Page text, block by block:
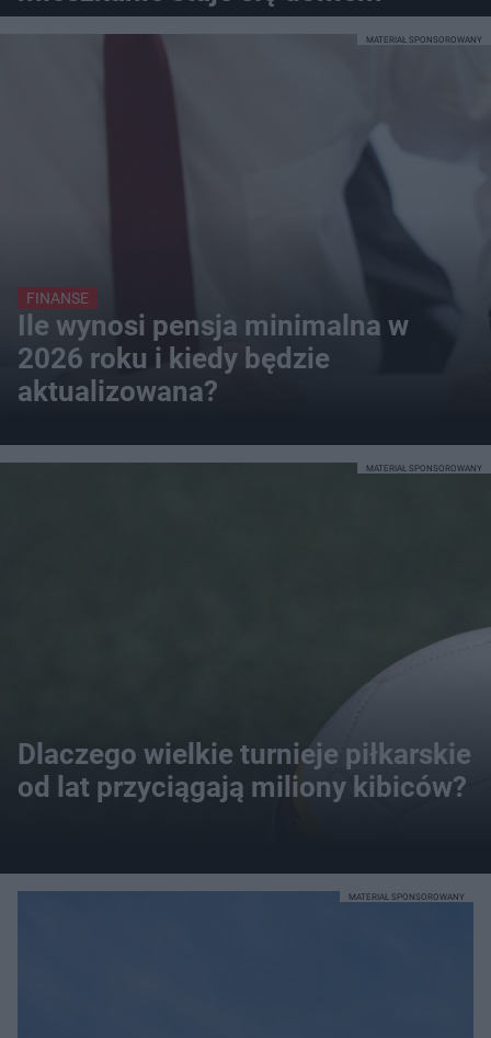
FINANSE
Ile wynosi pensja minimalna w
2026 roku i kiedy będzie
aktualizowana?
MATERIAŁ SPONSOROWANY
Dlaczego wielkie turnieje piłkarskie
od lat przyciągają miliony kibiców?
MATERIAŁ SPONSOROWANY
MATERIAŁ SPONSOROWANY